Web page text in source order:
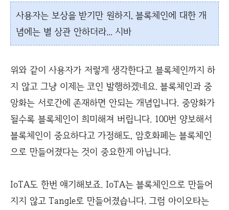
사용자는 보상을 받기만 원하지, 블록체인에 대한 개
념에는 별 상관 안하더라... 시바
위와 같이 사용자가 저렇게 생각한다고 블록체인까지 하
지 않고 그냥 이제는 코인 발행하겠네요. 블록체인과 중
앙화는 서로간에 존재하면 안되는 개념입니다. 중앙화가
될수록 블록체인이 희미해져 버립니다. 100번 양보해서
블록체인이 중요하다고 가정해도, 암호화폐는 블록체인
으로 만들어졌다는 것이 중요한게 아닙니다.
IoTA도 한번 얘기해보죠. IoTA는 블록체인으로 만들어
지지 않고 Tangle로 만들어졌습니다. 그럼 아이오타는